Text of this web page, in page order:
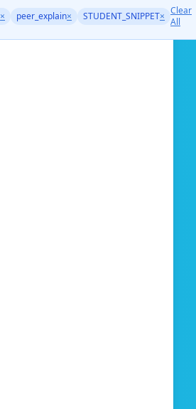
× peer_explain× STUDENT_SNIPPET× Clear
All